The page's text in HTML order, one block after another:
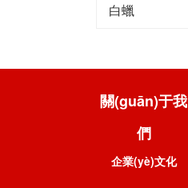
白蠟
關(guān)于我
們
企業(yè)文化